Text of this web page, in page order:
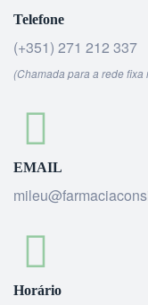
Telefone
(+351) 271 212 337
(Chamada para a rede fixa
EMAIL
Horário